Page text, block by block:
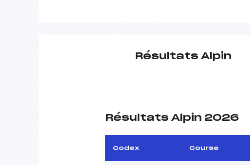
Résultats Alpin
Résultats Alpin 2026
Codex Course